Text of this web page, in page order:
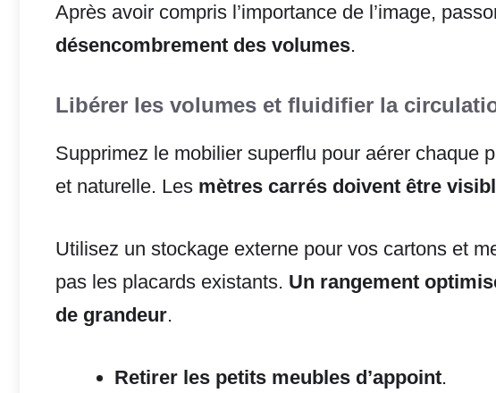
Après avoir compris l’importance de l’image,
désencombrement des volumes.
Libérer les volumes et fluidifier la
Supprimez le mobilier superflu pour aérer chaque
et naturelle. Les mètres carrés doivent être
Utilisez un stockage externe pour vos cartons et
pas les placards existants. Un rangement
de grandeur.
Retirer les petits meubles d’appoint.